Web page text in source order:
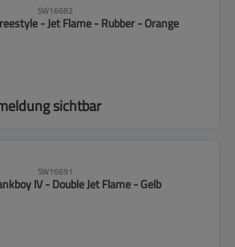
SW16682
- Jet Flame - Rubber - Orange
sichtbar
SW16691
IV - Double Jet Flame - Gelb